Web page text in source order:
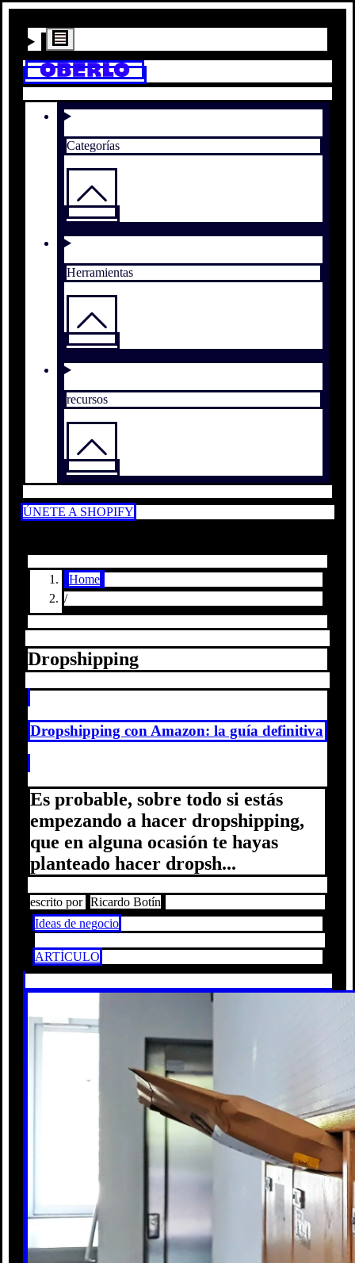
Categorías
Herramientas
recursos
ÚNETE A SHOPIFY
Home
/
Dropshipping
Dropshipping con Amazon: la guía definitiva
Es probable, sobre todo si estás
empezando a hacer dropshipping,
que en alguna ocasión te hayas
planteado hacer dropsh...
escrito por Ricardo Botín
Ideas de negocio
ARTÍCULO